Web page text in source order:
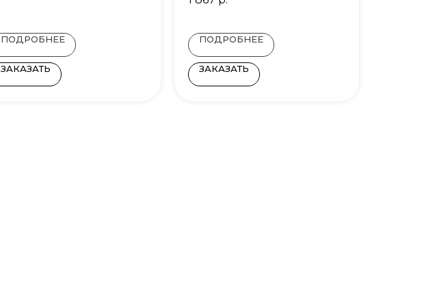
ПОДРОБНЕЕ
ЗАКАЗАТЬ
ПОДРОБНЕЕ
ЗАКАЗАТЬ